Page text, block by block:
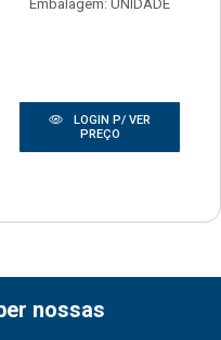
Embalagem: UNIDADE
LOGIN P/ VER
PREÇO
nossas